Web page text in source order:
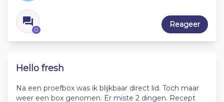
0
Reageer
Hello fresh
Na een proefbox was ik blijkbaar direct lid. Toch maar
weer een box genomen. Er miste 2 dingen. Recept